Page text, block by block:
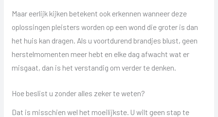
Maar eerlijk kijken betekent ook erkennen wanneer deze
oplossingen pleisters worden op een wond die groter is dan
het huis kan dragen. Als u voortdurend brandjes blust, geen
herstelmomenten meer hebt en elke dag afwacht wat er
misgaat, dan is het verstandig om verder te denken.
Hoe beslist u zonder alles zeker te weten?
Dat is misschien wel het moeilijkste. U wilt geen stap te